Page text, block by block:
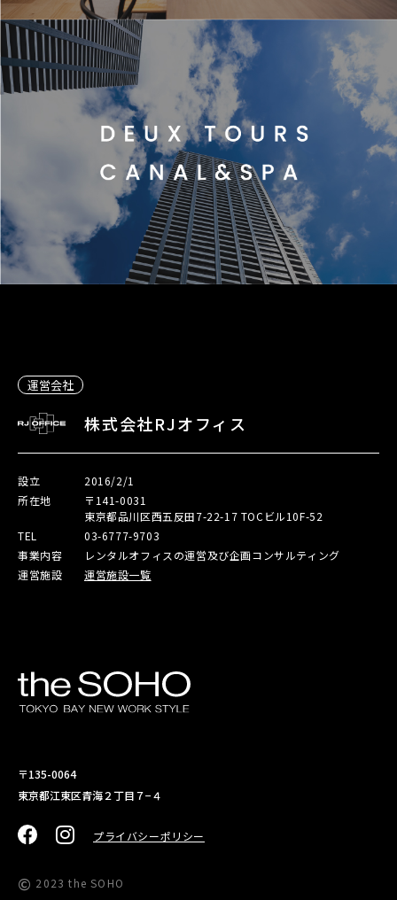
運営会社
株式会社RJオフィス
設立
2016/2/1
所在地
〒141-0031
東京都品川区西五反田7-22-17 TOCビル10F-52
TEL
03-6777-9703
事業内容
レンタルオフィスの運営及び企画コンサルティング
運営施設
運営施設一覧
〒135-0064
東京都江東区青海２丁目７−４
プライバシーポリシー
© 2023 the SOHO